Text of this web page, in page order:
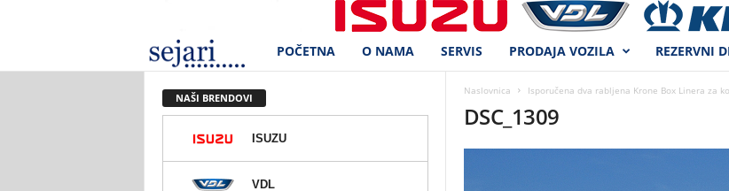
e
POČETNA O NAMA SERVIS PRODAJA VOZILA REZERVNI
Naslovnica Isporučena dva rabljena Krone Box Linera za
DSC_1309
NAŠI BRENDOVI
ISUZU
VDL